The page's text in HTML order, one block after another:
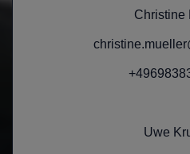
Christine
Uwe